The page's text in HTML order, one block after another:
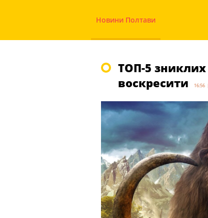
Новини Полтави
ТОП-5 зниклих
воскресити
16:56